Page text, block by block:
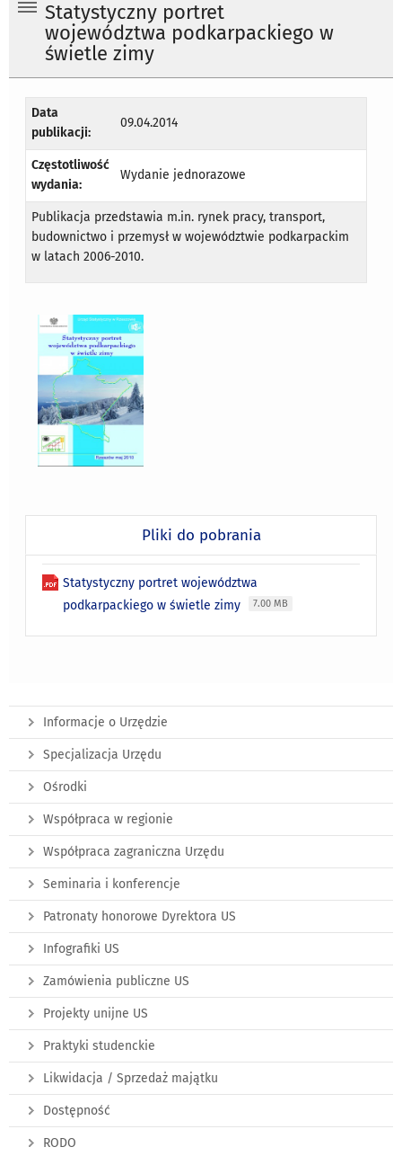
Statystyczny portret
województwa podkarpackiego w
świetle zimy
Data
publikacji:
09.04.2014
Częstotliwość
wydania:
Wydanie jednorazowe
Publikacja przedstawia m.in. rynek pracy, transport,
budownictwo i przemysł w województwie podkarpackim
w latach 2006-2010.
Pliki do pobrania
Statystyczny portret województwa
podkarpackiego w świetle zimy
7.00 MB
Informacje o Urzędzie
Specjalizacja Urzędu
Ośrodki
Współpraca w regionie
Współpraca zagraniczna Urzędu
Seminaria i konferencje
Patronaty honorowe Dyrektora US
Infografiki US
Zamówienia publiczne US
Projekty unijne US
Praktyki studenckie
Likwidacja / Sprzedaż majątku
Dostępność
RODO